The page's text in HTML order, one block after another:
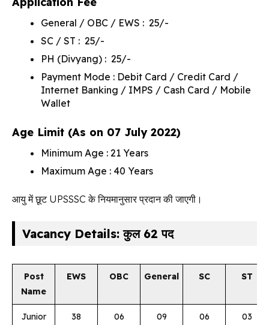
General / OBC / EWS : ₹ 25/-
SC / ST : ₹ 25/-
PH (Divyang) : ₹ 25/-
Payment Mode : Debit Card / Credit Card /
Internet Banking / IMPS / Cash Card / Mobile
Wallet
Age Limit (As on 07 July 2022)
Minimum Age : 21 Years
Maximum Age : 40 Years
आयु में छूट UPSSSC के नियमानुसार प्रदान की जाएगी।
Vacancy Details: कुल 62 पद
Post
Name
EWS OBC General SC ST
Junior
38 06 09 06 03